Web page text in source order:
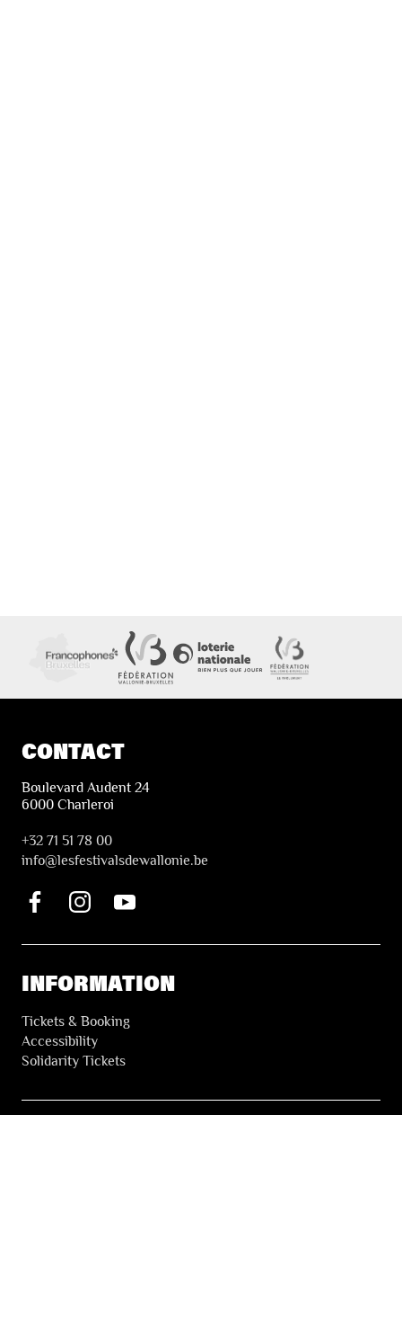
CONTACT
Boulevard Audent 24
6000 Charleroi
+32 71 51 78 00
info@lesfestivalsdewallonie.be
INFORMATION
Tickets & Booking
Accessibility
Solidarity Tickets